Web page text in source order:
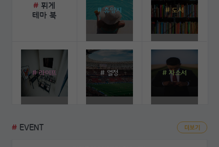
# 휘게
테마 북
# 휴양지 # 도서
# 라이프 # 열정 # 자소서
# EVENT 더보기